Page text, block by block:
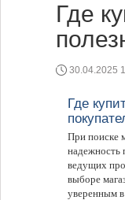
Где
30.04.2025
Где
При поиске
надежность
ведущих
выборе
уверенным